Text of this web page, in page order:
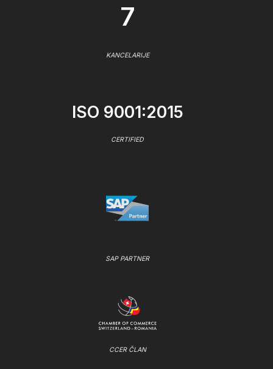
7
KANCELARIJE
ISO 9001:2015
CERTIFIED
SAP PARTNER
CCER ČLAN